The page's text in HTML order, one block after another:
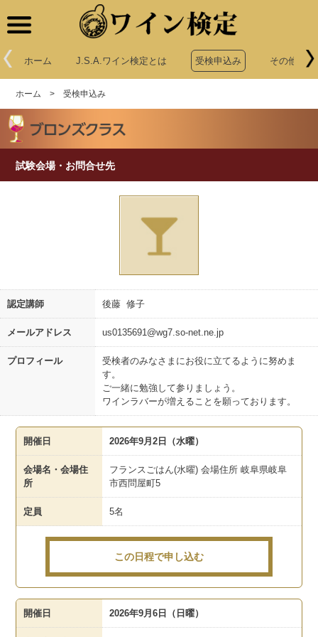
ホーム J.S.A.ワイン検定とは 受検申込み その他申込
ホーム >受検申込み
試験会場・お問合せ先
認定講師 後藤 修子
メールアドレス us0135691@wg7.so-net.ne.jp
プロフィール
受検者のみなさまにお役に立てるように努めま
す。
ご一緒に勉強して参りましょう。
ワインラバーが増えることを願っております。
開催日 2026年9月2日（水曜）
会場名・会場住
所
フランスごはん(水曜) 会場住所 岐阜県岐阜
市西問屋町5
定員 5名
この日程で申し込む
開催日 2026年9月6日（日曜）